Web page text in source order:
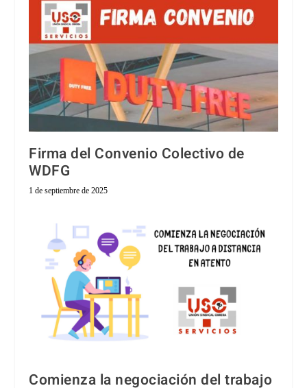
Firma del Convenio Colectivo de
WDFG
1 de septiembre de 2025
Comienza la negociación del trabajo